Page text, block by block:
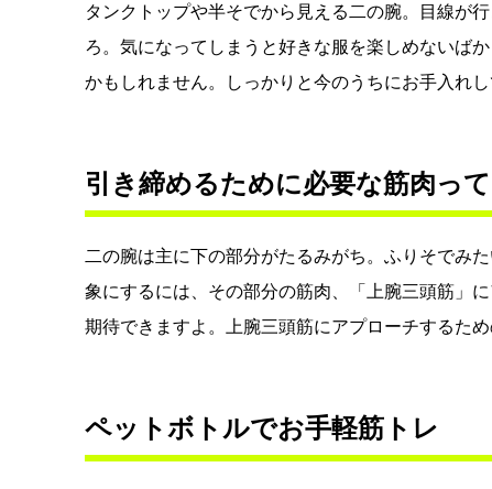
タンクトップや半そでから見える二の腕。目線が
ろ。気になってしまうと好きな服を楽しめないば
かもしれません。しっかりと今のうちにお手入れ
引き締めるために必要な筋肉って
二の腕は主に下の部分がたるみがち。ふりそでみ
象にするには、その部分の筋肉、「上腕三頭筋」
期待できますよ。上腕三頭筋にアプローチするた
ペットボトルでお手軽筋トレ